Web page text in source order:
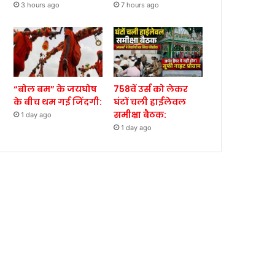
3 hours ago 7 hours ago
“बोल बम” के जयघोष
के बीच थम गई जिंदगी:
1 day ago
758वें उर्स को लेकर
घंटों चली हाईलेवल
समीक्षा बैठक:
1 day ago